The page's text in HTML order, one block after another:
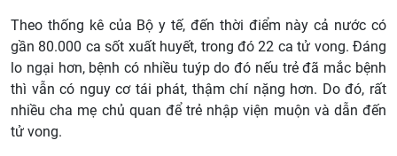
Theo thống kê của Bộ y tế, đến thời điểm này cả nước có
gần 80.000 ca sốt xuất huyết, trong đó 22 ca tử vong. Đáng
lo ngại hơn, bệnh có nhiều tuýp do đó nếu trẻ đã mắc bệnh
thì vẫn có nguy cơ tái phát, thậm chí nặng hơn. Do đó, rất
nhiều cha mẹ chủ quan để trẻ nhập viện muộn và dẫn đến
tử vong.